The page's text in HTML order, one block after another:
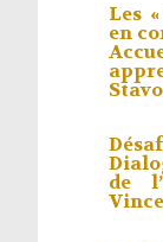
Les
en
de